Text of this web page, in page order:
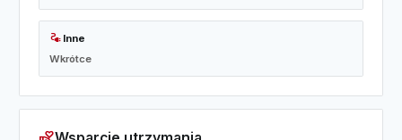
electrical_services Inne
Wkrótce